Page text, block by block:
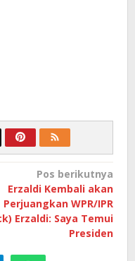
Pos berikutnya
Erzaldi Kembali akan
Perjuangkan WPR/IPR
Erzaldi: Saya Temui
Presiden